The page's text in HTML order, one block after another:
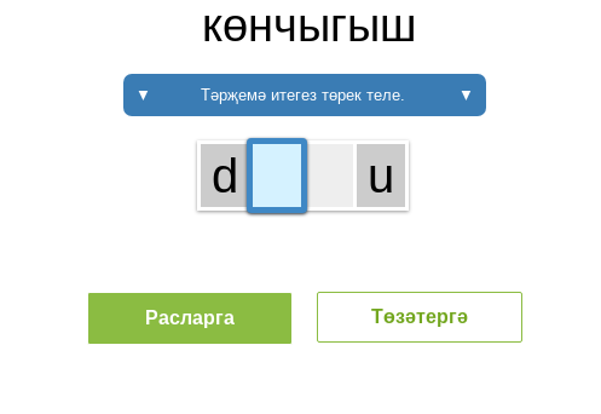
көнчыгыш
▼ Тәрҗемә итегез төрек теле. ▼